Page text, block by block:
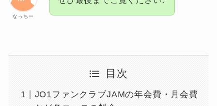
なっちー
目次
JO1ファンクラブJAMの年会費・月会費